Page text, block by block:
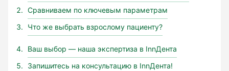
Сравниваем по ключевым параметрам
Что же выбрать взрослому пациенту?
Ваш выбор — наша экспертиза в InnДента
Запишитесь на консультацию в InnДента!